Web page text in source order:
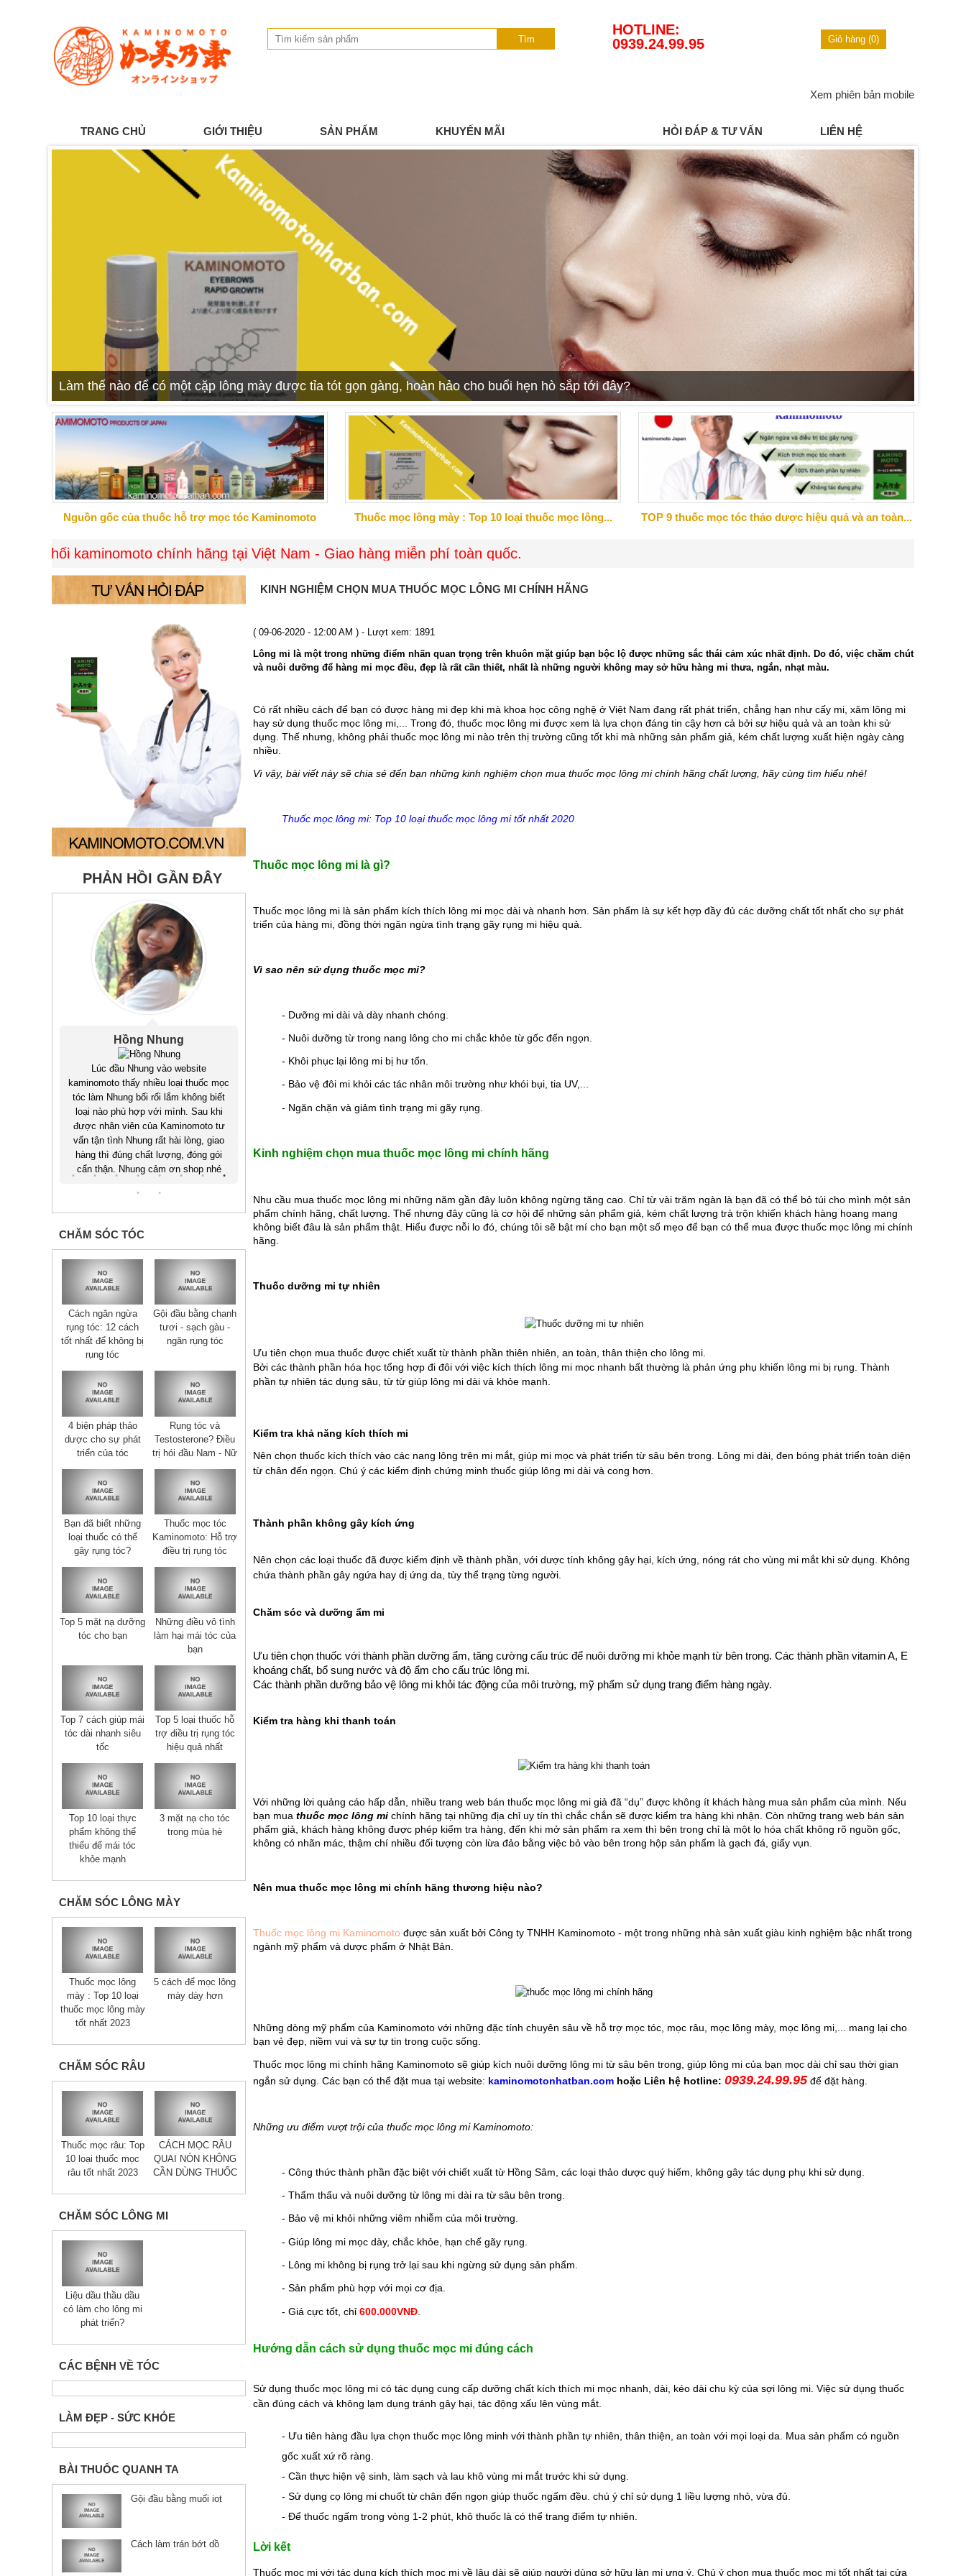
Tìm
HOTLINE:
0939.24.99.95
Giỏ hàng (0)
Xem phiên bản mobile
TRANG CHỦ GIỚI THIỆU SẢN PHẨM KHUYẾN MÃI HỎI ĐÁP & TƯ VẤN LIÊN HỆ
Làm thế nào để có một cặp lông mày được tỉa tót gọn gàng, hoàn hảo cho buổi hẹn hò sắp tới đây?
Nguồn gốc của thuốc hỗ trợ mọc tóc Kaminomoto Thuốc mọc lông mày : Top 10 loại thuốc mọc lông... TOP 9 thuốc mọc tóc thảo dược hiệu quả và an toàn...
kaminomoto chính hãng tại Việt Nam - Giao hàng miễn phí toàn quốc.
PHẢN HỒI GẦN ĐÂY
Thu Yến
Tóc mình rụng nhiều làm lộ cả da trên
đỉnh đầu làm mình thiếu tự tin khi giao
tiếp với khách hàng. Mặc dù đã sử
dụng nhiều loại thuốc mọc tóc khác
sử dụng Kaminomoto Ladies EX giờ
đây tóc mình đã mọc đều trở lại mình
vui lắm. Cảm ơn Kaminomoto
Hồi còn sinh viên hay thức khuya căng
thuốc mọc tóc Kaminomto nay tóc
hiện giờ rất vui. Xin cảm ơn
Kaminomoto đã cho mình sự tự tin trở
Thanh Trúc
sau 2 tháng hiện giờ các bạn ai cũng
tượng. Xin cảm ơn Kaminomoto nhé
CHĂM SÓC TÓC
Cách ngăn ngừa
rụng tóc: 12 cách
tốt nhất để không bị
rụng tóc
Gội đầu bằng chanh
tươi - sạch gàu -
ngăn rụng tóc
4 biện pháp thảo
dược cho sự phát
triển của tóc
Rụng tóc và
Testosterone? Điều
trị hói đầu Nam - Nữ
Bạn đã biết những
loại thuốc có thể
gây rụng tóc?
Thuốc mọc tóc
Kaminomoto: Hỗ trợ
điều trị rụng tóc
Top 5 mặt nạ dưỡng
tóc cho bạn
Những điều vô tình
làm hại mái tóc của
bạn
Top 7 cách giúp mái
tóc dài nhanh siêu
tốc
Top 5 loại thuốc hỗ
trợ điều trị rụng tóc
hiệu quả nhất
Top 10 loại thực
phẩm không thể
thiếu đế mái tóc
khỏe mạnh
3 mặt nạ cho tóc
trong mùa hè
CHĂM SÓC LÔNG MÀY
Thuốc mọc lông
mày : Top 10 loại
thuốc mọc lông mày
tốt nhất 2023
5 cách để mọc lông
mày dày hơn
CHĂM SÓC RÂU
Thuốc mọc râu: Top
10 loại thuốc mọc
râu tốt nhất 2023
CÁCH MỌC RÂU
QUAI NÓN KHÔNG
CẦN DÙNG THUỐC
CHĂM SÓC LÔNG MI
Liệu dầu thầu dầu
có làm cho lông mi
phát triển?
CÁC BỆNH VỀ TÓC
LÀM ĐẸP - SỨC KHỎE
BÀI THUỐC QUANH TA
Gội đầu bằng muối iot
Cách làm trán bớt dồ
KINH NGHIỆM CHỌN MUA THUỐC MỌC LÔNG MI CHÍNH HÃNG
( 09-06-2020 - 12:00 AM ) - Lượt xem: 1891
Lông mi là một trong những điểm nhấn quan trọng trên khuôn mặt giúp bạn bộc lộ được những sắc thái cảm xúc nhất định. Do đó, việc chăm chút
và nuôi dưỡng để hàng mi mọc đều, đẹp là rất cần thiết, nhất là những người không may sở hữu hàng mi thưa, ngắn, nhạt màu.
Có rất nhiều cách để bạn có được hàng mi đẹp khi mà khoa học công nghệ ở Việt Nam đang rất phát triển, chẳng hạn như cấy mi, xăm lông mi
hay sử dụng thuốc mọc lông mi,... Trong đó, thuốc mọc lông mi được xem là lựa chọn đáng tin cậy hơn cả bởi sự hiệu quả và an toàn khi sử
dụng. Thế nhưng, không phải thuốc mọc lông mi nào trên thị trường cũng tốt khi mà những sản phẩm giả, kém chất lượng xuất hiện ngày càng
nhiều.
Vì vậy, bài viết này sẽ chia sẻ đến bạn những kinh nghiệm chọn mua thuốc mọc lông mi chính hãng chất lượng, hãy cùng tìm hiểu nhé!
Thuốc mọc lông mi: Top 10 loại thuốc mọc lông mi tốt nhất 2020
Thuốc mọc lông mi là gì?
Thuốc mọc lông mi là sản phẩm kích thích lông mi mọc dài và nhanh hơn. Sản phẩm là sự kết hợp đầy đủ các dưỡng chất tốt nhất cho sự phát
triển của hàng mi, đồng thời ngăn ngừa tình trạng gãy rụng mi hiệu quả.
Vì sao nên sử dụng thuốc mọc mi?
- Dưỡng mi dài và dày nhanh chóng.
- Nuôi dưỡng từ trong nang lông cho mi chắc khỏe từ gốc đến ngọn.
- Khôi phục lại lông mi bị hư tổn.
- Bảo vệ đôi mi khỏi các tác nhân môi trường như khói bụi, tia UV,...
- Ngăn chặn và giảm tình trạng mi gãy rụng.
Kinh nghiệm chọn mua thuốc mọc lông mi chính hãng
Nhu cầu mua thuốc mọc lông mi những năm gần đây luôn không ngừng tăng cao. Chỉ từ vài trăm ngàn là bạn đã có thể bỏ túi cho mình một sản
phẩm chính hãng, chất lượng. Thế nhưng đây cũng là cơ hội để những sản phẩm giả, kém chất lượng trà trộn khiến khách hàng hoang mang
không biết đâu là sản phẩm thật. Hiểu được nỗi lo đó, chúng tôi sẽ bật mí cho bạn một số mẹo để bạn có thể mua được thuốc mọc lông mi chính
hãng.
Thuốc dưỡng mi tự nhiên
Ưu tiên chọn mua thuốc được chiết xuất từ thành phần thiên nhiên, an toàn, thân thiện cho lông mi.
Bởi các thành phần hóa học tổng hợp đi đôi với việc kích thích lông mi mọc nhanh bất thường là phản ứng phụ khiến lông mi bị rụng. Thành
phần tự nhiên tác dụng sâu, từ từ giúp lông mi dài và khỏe mạnh.
Kiểm tra khả năng kích thích mi
Nên chọn thuốc kích thích vào các nang lông trên mi mắt, giúp mi mọc và phát triển từ sâu bên trong. Lông mi dài, đen bóng phát triển toàn diện
từ chân đến ngọn. Chú ý các kiểm định chứng minh thuốc giúp lông mi dài và cong hơn.
Thành phần không gây kích ứng
Nên chọn các loại thuốc đã được kiểm định về thành phần, với dược tính không gây hại, kích ứng, nóng rát cho vùng mi mắt khi sử dụng. Không
chứa thành phần gây ngứa hay dị ứng da, tùy thể trạng từng người.
Chăm sóc và dưỡng ẩm mi
Ưu tiên chọn thuốc với thành phần dưỡng ẩm, tăng cường cấu trúc để nuôi dưỡng mi khỏe mạnh từ bên trong. Các thành phần vitamin A, E
khoáng chất, bổ sung nước và độ ẩm cho cấu trúc lông mi.
Các thành phần dưỡng bảo vệ lông mi khỏi tác động của môi trường, mỹ phẩm sử dụng trang điểm hàng ngày.
Kiểm tra hàng khi thanh toán
Với những lời quảng cáo hấp dẫn, nhiều trang web bán thuốc mọc lông mi giả đã “dụ” được không ít khách hàng mua sản phẩm của mình. Nếu
bạn mua thuốc mọc lông mi chính hãng tại những địa chỉ uy tín thì chắc chắn sẽ được kiểm tra hàng khi nhận. Còn những trang web bán sản
phẩm giả, khách hàng không được phép kiểm tra hàng, đến khi mở sản phẩm ra xem thì bên trong chỉ là một lọ hóa chất không rõ nguồn gốc,
không có nhãn mác, thậm chí nhiều đối tượng còn lừa đảo bằng việc bỏ vào bên trong hộp sản phẩm là gạch đá, giấy vụn.
Nên mua thuốc mọc lông mi chính hãng thương hiệu nào?
Thuốc mọc lông mi Kaminomoto được sản xuất bởi Công ty TNHH Kaminomoto - một trong những nhà sản xuất giàu kinh nghiệm bậc nhất trong
ngành mỹ phẩm và dược phẩm ở Nhật Bản.
Những dòng mỹ phẩm của Kaminomoto với những đặc tính chuyên sâu về hỗ trợ mọc tóc, mọc râu, mọc lông mày, mọc lông mi,... mang lại cho
bạn vẻ đẹp, niềm vui và sự tự tin trong cuộc sống.
Thuốc mọc lông mi chính hãng Kaminomoto sẽ giúp kích nuôi dưỡng lông mi từ sâu bên trong, giúp lông mi của bạn mọc dài chỉ sau thời gian
ngắn sử dụng. Các bạn có thể đặt mua tại website: kaminomotonhatban.com hoặc Liên hệ hotline: 0939.24.99.95 để đặt hàng.
Những ưu điểm vượt trội của thuốc mọc lông mi Kaminomoto:
- Công thức thành phần đặc biệt với chiết xuất từ Hồng Sâm, các loại thảo dược quý hiếm, không gây tác dụng phụ khi sử dụng.
- Thẩm thấu và nuôi dưỡng từ lông mi dài ra từ sâu bên trong.
- Bảo vệ mi khỏi những viêm nhiễm của môi trường.
- Giúp lông mi mọc dày, chắc khỏe, hạn chế gãy rụng.
- Lông mi không bị rụng trở lại sau khi ngừng sử dụng sản phẩm.
- Sản phẩm phù hợp với mọi cơ địa.
- Giá cực tốt, chỉ 600.000VNĐ
Hướng dẫn cách sử dụng thuốc mọc mi đúng cách
Sử dụng thuốc mọc lông mi có tác dụng cung cấp dưỡng chất kích thích mi mọc nhanh, dài, kéo dài chu kỳ của sợi lông mi. Việc sử dụng thuốc
cần đúng cách và không lạm dụng tránh gây hại, tác động xấu lên vùng mắt.
- Ưu tiên hàng đầu lựa chọn thuốc mọc lông minh với thành phần tự nhiên, thân thiện, an toàn với mọi loại da. Mua sản phẩm có nguồn
gốc xuất xứ rõ ràng.
- Cần thực hiện vệ sinh, làm sạch và lau khô vùng mi mắt trước khi sử dụng.
- Sử dụng cọ lông mi chuốt từ chân đến ngọn giúp thuốc ngấm đều. chú ý chỉ sử dụng 1 liều lượng nhỏ, vừa đủ.
- Để thuốc ngấm trong vòng 1-2 phút, khô thuốc là có thể trang điểm tự nhiên.
Lời kết
Thuốc mọc mi với tác dụng kích thích mọc mi về lâu dài sẽ giúp người dùng sở hữu làn mi ưng ý. Chú ý chọn mua thuốc mọc mi tốt nhất tại cửa